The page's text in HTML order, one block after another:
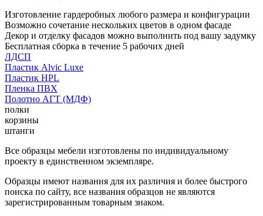
Изготовление гардеробных любого размера и конфигурации
Возможно сочетание нескольких цветов в одном фасаде
Декор и отделку фасадов можно выполнить под вашу задумку
Бесплатная сборка в течение 5 рабочих дней
ЛДСП
Пластик Alvic Luxe
Пластик HPL
Пленка ПВХ
Полотно АГТ (МДФ)
полки
корзины
штанги
Все образцы мебели изготовлены по индивидуальному
проекту в единственном экземпляре.
Образцы имеют названия для их различия и более быстрого
поиска по сайту, все названия образцов не являются
зарегистрированным товарным знаком.